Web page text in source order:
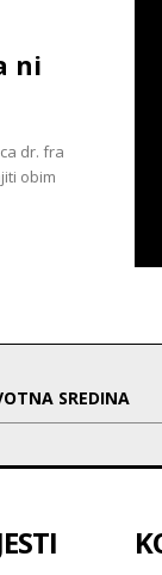
ni
dr. fra
obim
SREDINA